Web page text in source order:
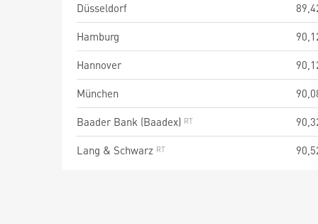
Düsseldorf
Hamburg
Hannover
München
Baader Bank (Baadex)
Lang & Schwarz